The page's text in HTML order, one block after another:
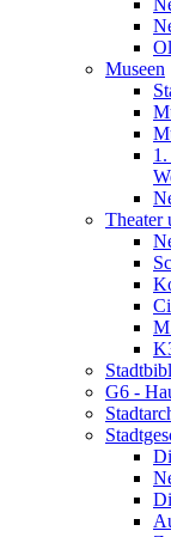
Museen
Theater
G6 -